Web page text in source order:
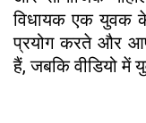
विधायक एक युवक
प्रयोग करते और
हैं, जबकि वीडियो में